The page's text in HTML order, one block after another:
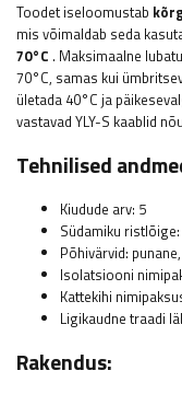
Toodet iseloomustab
mis võimaldab seda
70°C . Maksimaalne
70°C, samas kui
ületada 40°C ja
vastavad YLY-S kaablid
Tehnilised
Kiudude arv: 5
Südamiku ristlõige:
Põhivärvid:
Isolatsiooni
Kattekihi
Ligikaudne traadi
Rakendus: